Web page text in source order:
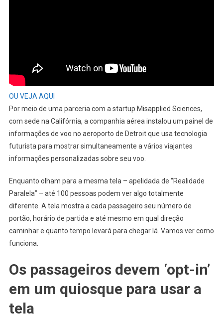
OU VEJA AQUI
Por meio de uma parceria com a startup Misapplied Sciences,
com sede na Califórnia, a companhia aérea instalou um painel de
informações de voo no aeroporto de Detroit que usa tecnologia
futurista para mostrar simultaneamente a vários viajantes
informações personalizadas sobre seu voo.
Enquanto olham para a mesma tela – apelidada de “Realidade
Paralela” – até 100 pessoas podem ver algo totalmente
diferente. A tela mostra a cada passageiro seu número de
portão, horário de partida e até mesmo em qual direção
caminhar e quanto tempo levará para chegar lá. Vamos ver como
funciona.
Os passageiros devem ‘opt-in’
em um quiosque para usar a
tela